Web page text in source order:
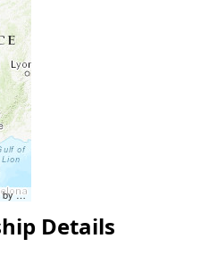
byEsri
Details